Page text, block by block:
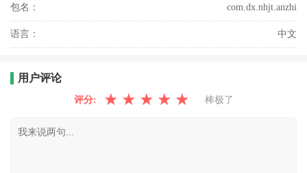
包名： com.dx.nhjt.anzhi
语言： 中文
用户评论
评分: ★ ★ ★ ★ ★ 棒极了